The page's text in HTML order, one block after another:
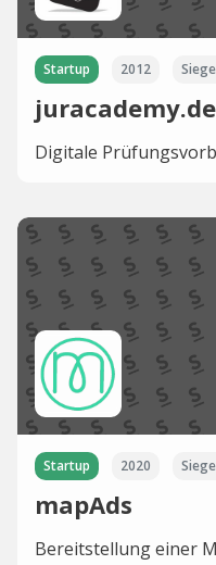
Startup 2012
juracademy.de
Digitale
Startup 2020
mapAds
Bereitstellung einer